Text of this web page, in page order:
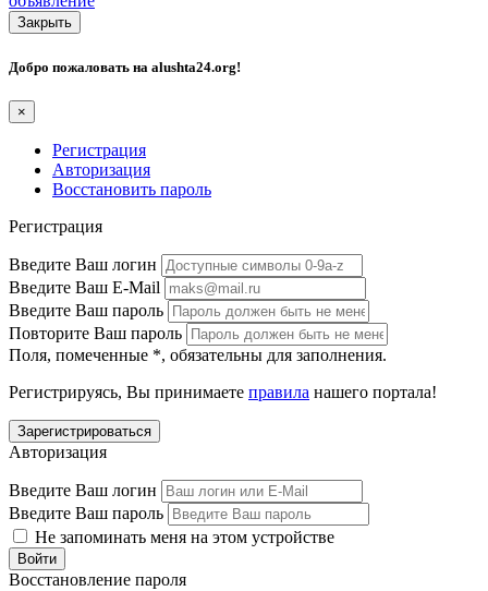
Закрыть
Добро пожаловать на alushta24.org!
×
Регистрация
Авторизация
Восстановить пароль
Регистрация
Введите Ваш логин
Введите Ваш E-Mail
Введите Ваш пароль
Повторите Ваш пароль
Поля, помеченные *, обязательны для заполнения.
Регистрируясь, Вы принимаете правила нашего портала!
Авторизация
Введите Ваш логин
Введите Ваш пароль
Не запоминать меня на этом устройстве
Восстановление пароля